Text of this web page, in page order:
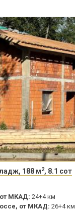
188 м2, 8.1 сот
МКАД: 24+4 км
от МКАД: 26+4 км